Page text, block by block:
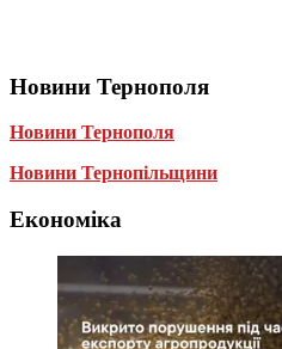
Новини Тернополя
Новини Тернополя
Новини Тернопільщини
Економіка